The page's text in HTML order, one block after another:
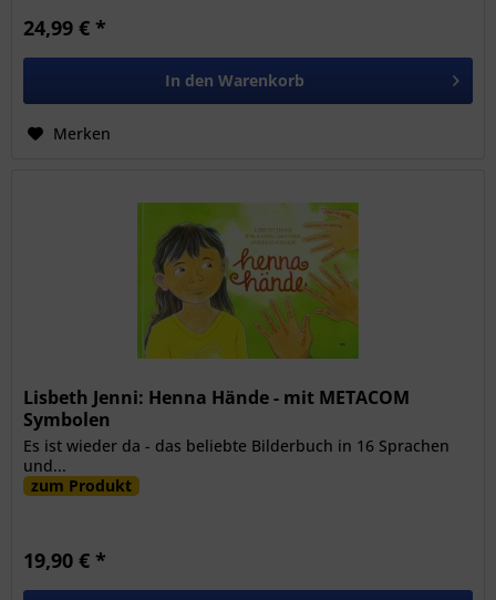
24,99 € *
In den Warenkorb
Merken
Lisbeth Jenni: Henna Hände - mit METACOM
Symbolen
Es ist wieder da - das beliebte Bilderbuch in 16 Sprachen
und...
zum Produkt
19,90 € *